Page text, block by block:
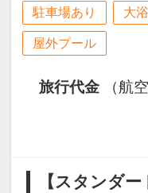
駐車場あり 大
屋外プール
旅行代金
（航
【スタンダ